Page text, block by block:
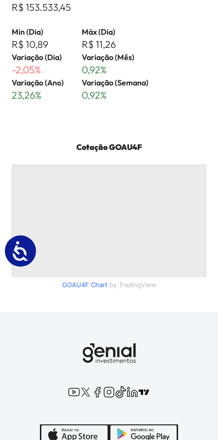
R$ 153.533,45
Min (Dia)
R$ 10,89
Máx (Dia)
R$ 11,26
Variação (Dia)
-2,05%
Variação (Mês)
0,92%
Variação (Ano)
23,26%
Variação (Semana)
0,92%
CotaçãoGOAU4F
GOAU4F Chart by TradingView